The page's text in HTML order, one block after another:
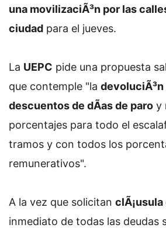
una movilizaciÃ³n por las
ciudad para el jueves.
La UEPC pide una propuesta
que contemple "la devoluciÃ³n
descuentos de dÃ­as de paro y
porcentajes para todo el
tramos y con todos los
remunerativos".
A la vez que solicitan
inmediato de todas las deudas